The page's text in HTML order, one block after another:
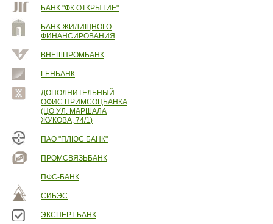
БАНК "ФК ОТКРЫТИЕ"
БАНК ЖИЛИЩНОГО
ФИНАНСИРОВАНИЯ
ВНЕШПРОМБАНК
ГЕНБАНК
ДОПОЛНИТЕЛЬНЫЙ
ОФИС ПРИМСОЦБАНКА
(ЦО УЛ. МАРШАЛА
ЖУКОВА, 74/1)
ПАО "ПЛЮС БАНК"
ПРОМСВЯЗЬБАНК
ПФС-БАНК
СИБЭС
ЭКСПЕРТ БАНК